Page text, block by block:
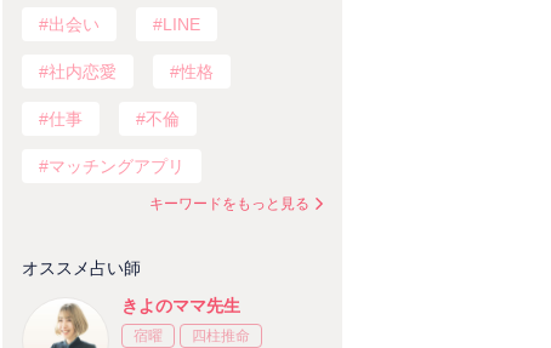
出会い LINE
社内恋愛 性格
仕事 不倫
マッチングアプリ
キーワードをもっと見る
オススメ占い師
きよのママ先生
宿曜
四柱推命